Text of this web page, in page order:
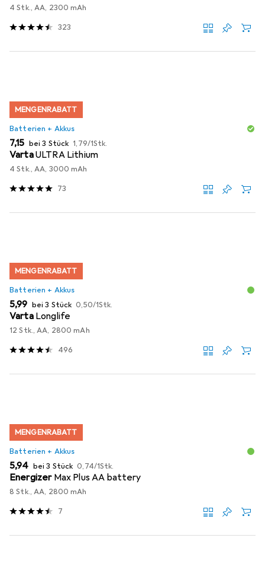
4 Stk., AA, 2300 mAh
323
MENGENRABATT
Batterien + Akkus
EUR
7,15 bei 3 Stück EUR
1,79/1Stk.
VartaULTRA Lithium
4 Stk., AA, 3000 mAh
73
MENGENRABATT
Batterien + Akkus
EUR
5,99 bei 3 Stück EUR
0,50/1Stk.
Varta Longlife
12 Stk., AA, 2800 mAh
496
MENGENRABATT
Batterien + Akkus
EUR
5,94 bei 3 Stück EUR
0,74/1Stk.
Energizer Max Plus AA battery
8 Stk., AA, 2800 mAh
7